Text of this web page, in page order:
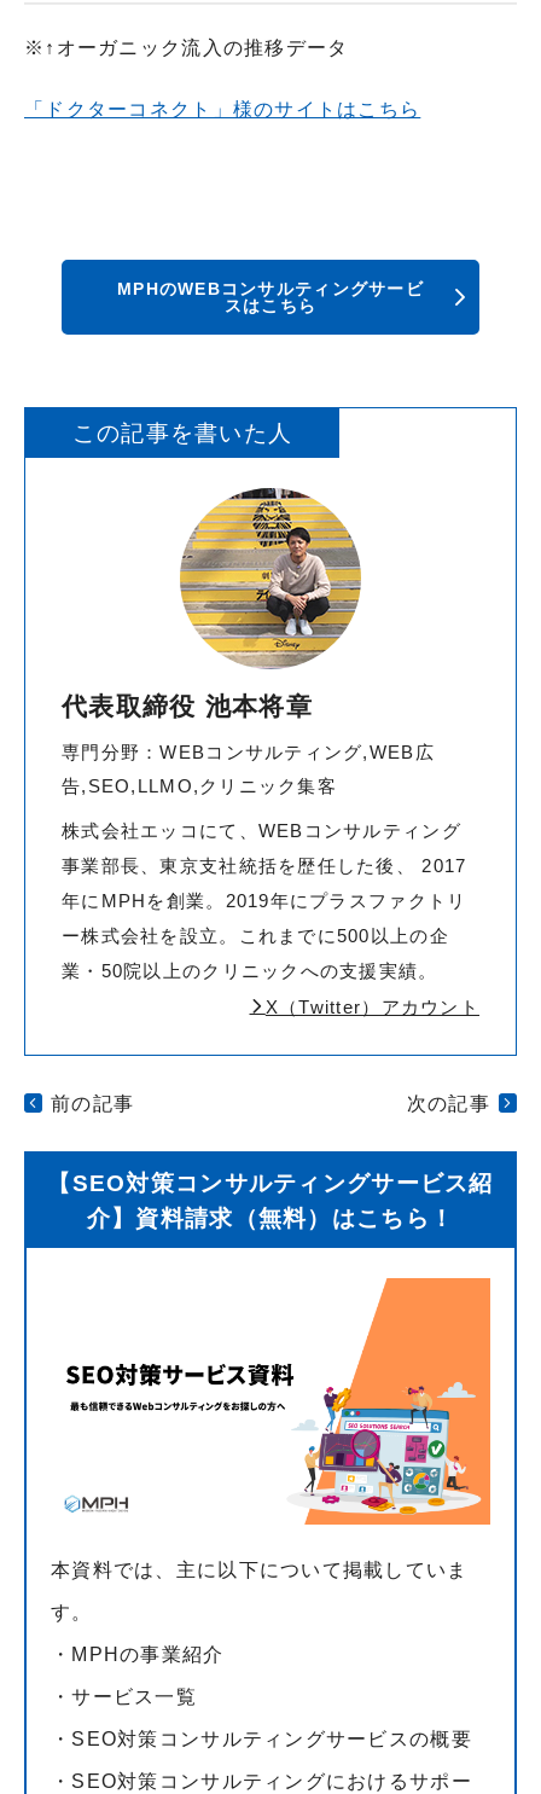
※↑オーガニック流入の推移データ
「ドクターコネクト」様のサイトはこちら
MPHのWEBコンサルティングサービ
スはこちら
この記事を書いた人
代表取締役 池本将章
専門分野：WEBコンサルティング,WEB広
告,SEO,LLMO,クリニック集客
株式会社エッコにて、WEBコンサルティング
事業部長、東京支社統括を歴任した後、 2017
年にMPHを創業。2019年にプラスファクトリ
ー株式会社を設立。これまでに500以上の企
業・50院以上のクリニックへの支援実績。
X（Twitter）アカウント
前の記事 次の記事
【SEO対策コンサルティングサービス紹
介】資料請求（無料）はこちら！
本資料では、主に以下について掲載していま
す。
・MPHの事業紹介
・サービス一覧
・SEO対策コンサルティングサービスの概要
・SEO対策コンサルティングにおけるサポー